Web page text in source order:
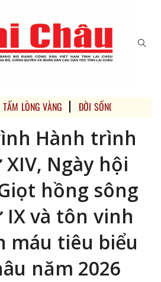
TẤM LÒNG VÀNG ĐỜI SỐNG
Hành trình
Ngày hội
hồng sông
và tôn vinh
máu tiêu biểu
năm 2026